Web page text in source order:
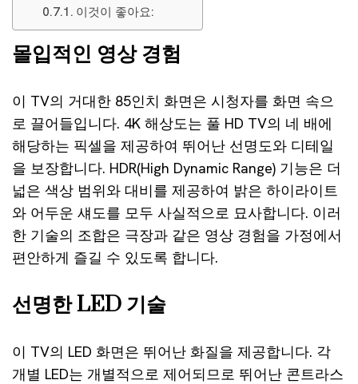
이것이 좋아요:
몰입적인 영상 경험
이 TV의 거대한 85인치 화면은 시청자를 화면 속으
로 끌어들입니다. 4K 해상도는 풀 HD TV의 네 배에
해당하는 픽셀을 제공하여 뛰어난 선명도와 디테일
을 보장합니다. HDR(High Dynamic Range) 기능은 더
넓은 색상 범위와 대비를 제공하여 밝은 하이라이트
와 어두운 섀도를 모두 사실적으로 묘사합니다. 이러
한 기술의 조합은 극장과 같은 영상 경험을 가정에서
편안하게 즐길 수 있도록 합니다.
선명한 LED 기술
이 TV의 LED 화면은 뛰어난 화질을 제공합니다. 각
개별 LED는 개별적으로 제어되므로 뛰어난 콘트라스